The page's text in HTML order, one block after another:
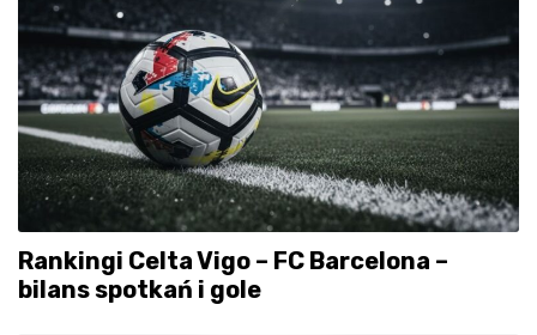
Rankingi Celta Vigo – FC Barcelona –
bilans spotkań i gole